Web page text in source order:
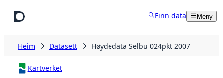
Finn data Meny
Heim Datasett Høydedata Selbu 024pkt 2007
Kartverket